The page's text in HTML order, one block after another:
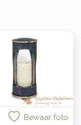
Bewaar foto